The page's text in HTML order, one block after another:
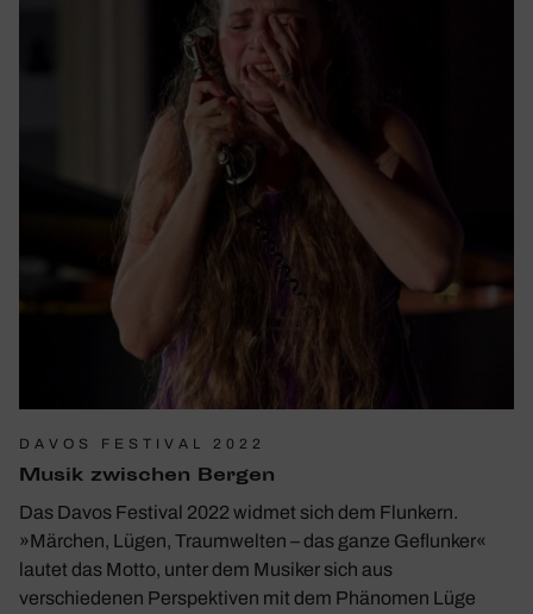
DAVOS FESTIVAL 2022
Musik zwischen Bergen
Das Davos Festival 2022 widmet sich dem Flunkern.
»Märchen, Lügen, Traumwelten – das ganze Geflunker«
lautet das Motto, unter dem Musiker sich aus
verschiedenen Perspektiven mit dem Phänomen Lüge